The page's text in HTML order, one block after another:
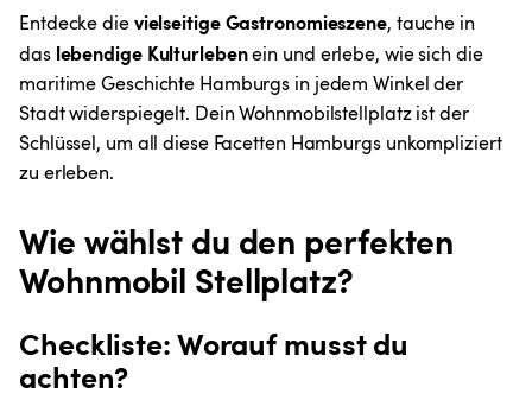
Entdecke die vielseitige Gastronomieszene, tauche in
das lebendige Kulturleben ein und erlebe, wie sich die
maritime Geschichte Hamburgs in jedem Winkel der
Stadt widerspiegelt. Dein Wohnmobilstellplatz ist der
Schlüssel, um all diese Facetten Hamburgs unkompliziert
zu erleben.
Wie wählst du den perfekten
Wohnmobil Stellplatz?
Checkliste: Worauf musst du
achten?